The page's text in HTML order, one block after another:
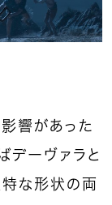
響があった
デーヴァラと
な形状の両